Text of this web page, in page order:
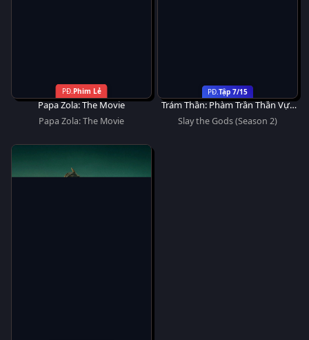
Phim Lẻ
Papa Zola: The Movie
Papa Zola: The Movie
Tập 7/15
Trảm Thần: Phàm Trần Thần Vực
(Phần 2)
Slay the Gods (Season 2)